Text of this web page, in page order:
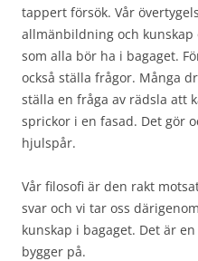
tappert försök. Vår
allmänbildning och kunskap
som alla bör ha i bagaget.
också ställa frågor. Många
ställa en fråga av rädsla att
sprickor i en fasad. Det gör
hjulspår.
Vår filosofi är den rakt
svar och vi tar oss
kunskap i bagaget. Det är
bygger på.